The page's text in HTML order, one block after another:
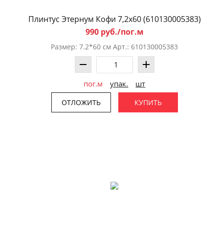
Плинтус Этернум Кофи 7,2x60 (610130005383)
990 руб./пог.м
Размер: 7.2*60 см Арт.: 610130005383
пог.м упак. шт
ОТЛОЖИТЬ КУПИТЬ